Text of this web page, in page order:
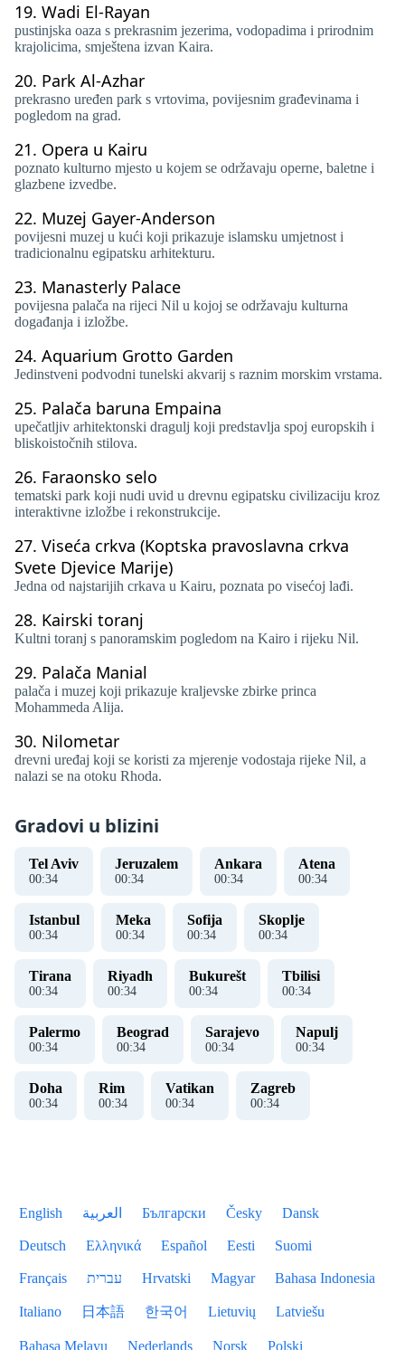
19. Wadi El-Rayan
pustinjska oaza s prekrasnim jezerima, vodopadima i prirodnim
krajolicima, smještena izvan Kaira.
20. Park Al-Azhar
prekrasno uređen park s vrtovima, povijesnim građevinama i
pogledom na grad.
21. Opera u Kairu
poznato kulturno mjesto u kojem se održavaju operne, baletne i
glazbene izvedbe.
22. Muzej Gayer-Anderson
povijesni muzej u kući koji prikazuje islamsku umjetnost i
tradicionalnu egipatsku arhitekturu.
23. Manasterly Palace
povijesna palača na rijeci Nil u kojoj se održavaju kulturna
događanja i izložbe.
24. Aquarium Grotto Garden
Jedinstveni podvodni tunelski akvarij s raznim morskim vrstama.
25. Palača baruna Empaina
upečatljiv arhitektonski dragulj koji predstavlja spoj europskih i
bliskoistočnih stilova.
26. Faraonsko selo
tematski park koji nudi uvid u drevnu egipatsku civilizaciju kroz
interaktivne izložbe i rekonstrukcije.
27. Viseća crkva (Koptska pravoslavna crkva
Svete Djevice Marije)
Jedna od najstarijih crkava u Kairu, poznata po visećoj lađi.
28. Kairski toranj
Kultni toranj s panoramskim pogledom na Kairo i rijeku Nil.
29. Palača Manial
palača i muzej koji prikazuje kraljevske zbirke princa
Mohammeda Alija.
30. Nilometar
drevni uređaj koji se koristi za mjerenje vodostaja rijeke Nil, a
nalazi se na otoku Rhoda.
Gradovi u blizini
Tel Aviv
00:35
Jeruzalem
00:35
Ankara
00:35
Atena
00:35
Istanbul
00:35
Meka
00:35
Sofija
00:35
Skoplje
00:35
Tirana
00:35
Riyadh
00:35
Bukurešt
00:35
Tbilisi
00:35
Palermo
00:35
Beograd
00:35
Sarajevo
00:35
Napulj
00:35
Doha
00:35
Rim
00:35
Vatikan
00:35
Zagreb
00:35
English العربية Български Česky Dansk
Deutsch Ελληνικά Español Eesti Suomi
Français עברית Hrvatski Magyar Bahasa Indonesia
Italiano 日本語 한국어 Lietuvių Latviešu
Bahasa Melayu Nederlands Norsk Polski